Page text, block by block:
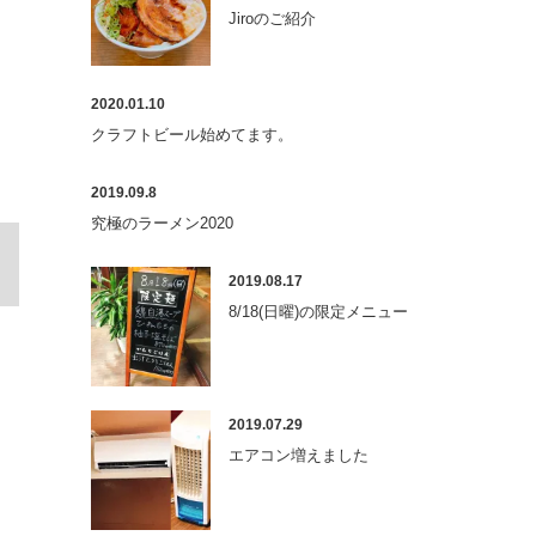
Jiroのご紹介
2020.01.10
クラフトビール始めてます。
2019.09.8
究極のラーメン2020
2019.08.17
8/18(日曜)の限定メニュー
2019.07.29
エアコン増えました